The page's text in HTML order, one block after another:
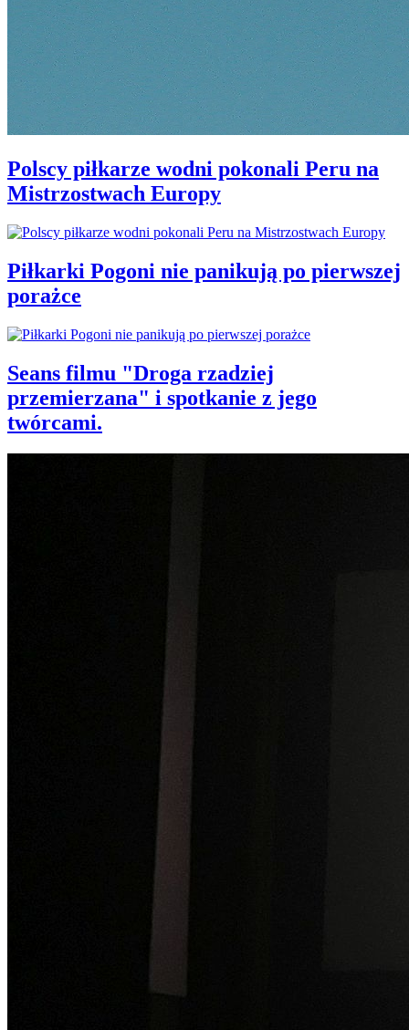
Polscy piłkarze wodni pokonali Peru na
Mistrzostwach Europy
Piłkarki Pogoni nie panikują po pierwszej
porażce
Seans filmu "Droga rzadziej
przemierzana" i spotkanie z jego
twórcami.